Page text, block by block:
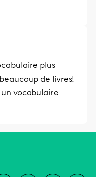
plus
de livres!
vocabulaire